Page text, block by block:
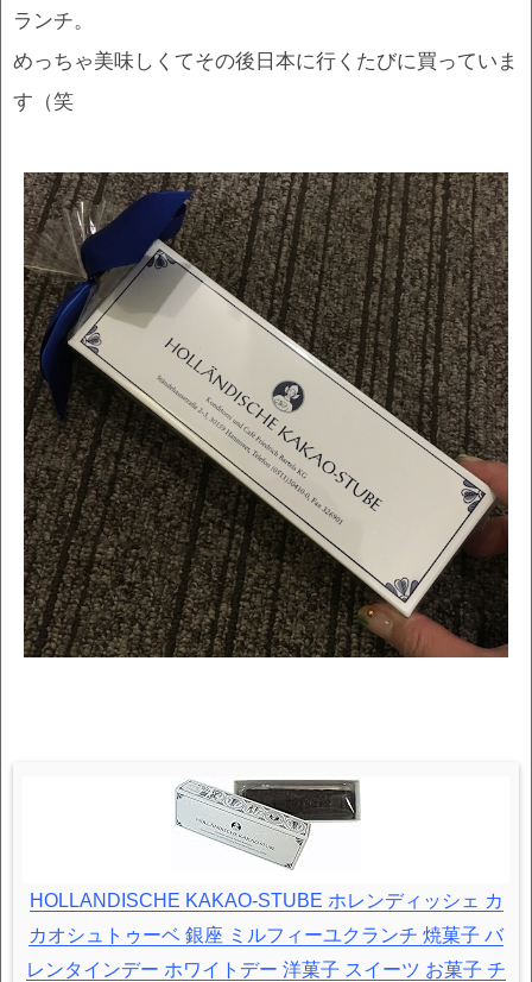
ランチ。
めっちゃ美味しくてその後日本に行くたびに買っていま
す（笑
HOLLANDISCHE KAKAO-STUBE ホレンディッシェ カ
カオシュトゥーベ 銀座 ミルフィーユクランチ 焼菓子 バ
レンタインデー ホワイトデー 洋菓子 スイーツ お菓子 チ